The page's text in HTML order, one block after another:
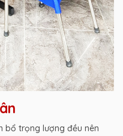
bổ trọng lượng đều nên